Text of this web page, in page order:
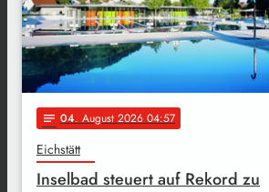
notes 04. August 2026 04:57
Eichstätt
Inselbad steuert auf Rekord zu